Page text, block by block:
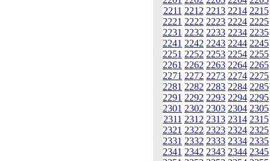
2211 2212 2213 2214 2215
2221 2222 2223 2224 2225
2231 2232 2233 2234 2235
2241 2242 2243 2244 2245
2251 2252 2253 2254 2255
2261 2262 2263 2264 2265
2271 2272 2273 2274 2275
2281 2282 2283 2284 2285
2291 2292 2293 2294 2295
2301 2302 2303 2304 2305
2311 2312 2313 2314 2315
2321 2322 2323 2324 2325
2331 2332 2333 2334 2335
2341 2342 2343 2344 2345